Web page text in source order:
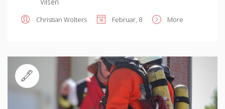
Vilsen
Christian Wolters Februar, 8 More